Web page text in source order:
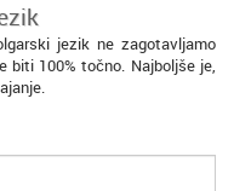
jezik ne zagotavljamo
biti 100% točno. Najboljše je,